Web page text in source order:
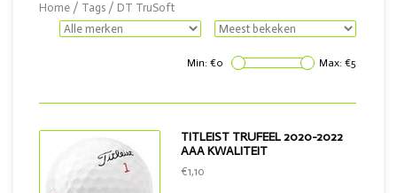
Home / Tags / DT TruSoft
Min: €0 Max: €5
TITLEIST TRUFEEL 2020-2022
AAA KWALITEIT
€1,10